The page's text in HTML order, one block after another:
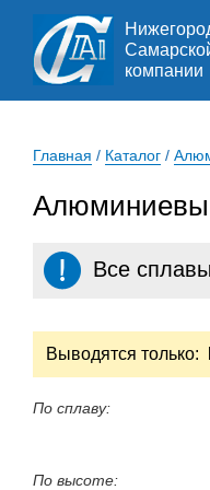
компании
Главная / Каталог /
Все
Выводятся только:
По сплаву:
По высоте: